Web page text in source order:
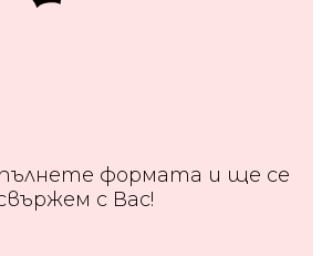
формата и ще се
с Вас!